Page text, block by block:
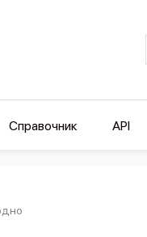
Справочник API